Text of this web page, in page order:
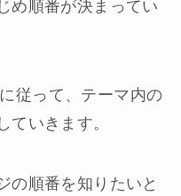
め順番が決まってい
に従って、テーマ内の
ていきます。
の順番を知りたいと